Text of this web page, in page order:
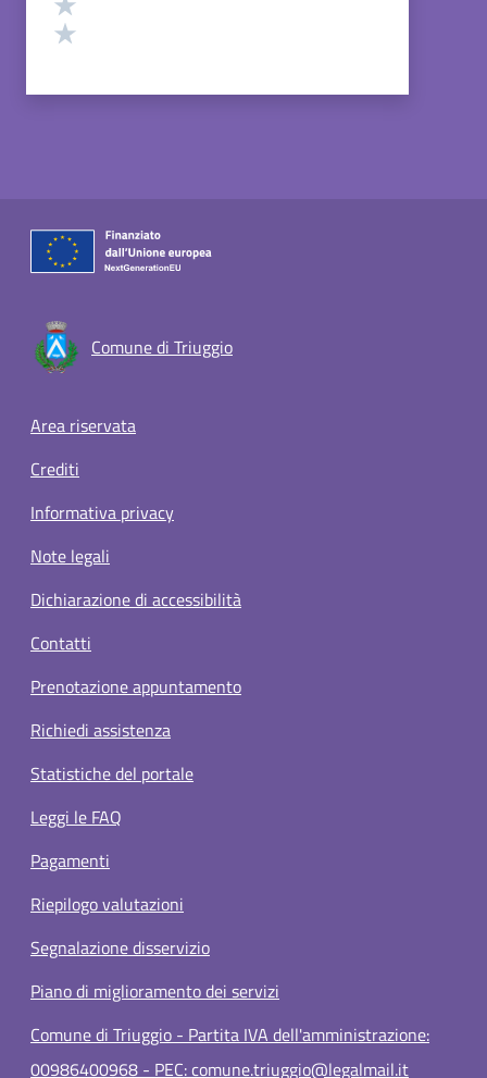
Comune di Triuggio
Footer menu
Area riservata
Crediti
Informativa privacy
Note legali
Dichiarazione di accessibilità
Contatti
Prenotazione appuntamento
Richiedi assistenza
Statistiche del portale
Leggi le FAQ
Pagamenti
Riepilogo valutazioni
Segnalazione disservizio
Piano di miglioramento dei servizi
Comune di Triuggio - Partita IVA dell'amministrazione:
00986400968 - PEC: comune.triuggio@legalmail.it